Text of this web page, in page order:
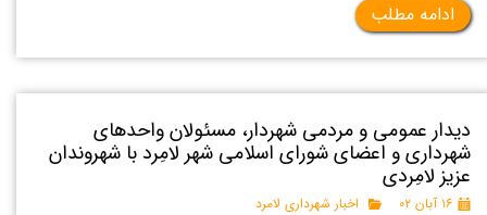
ادامه مطلب
دیدار عمومی و مردمی شهردار، مسئولان واحدهای
شهرداری و اعضای شورای اسلامی شهر لامِرد با شهروندان
عزیز لامِردی
۱۶ آبان ۰۲ اخبار شهرداری لامرد